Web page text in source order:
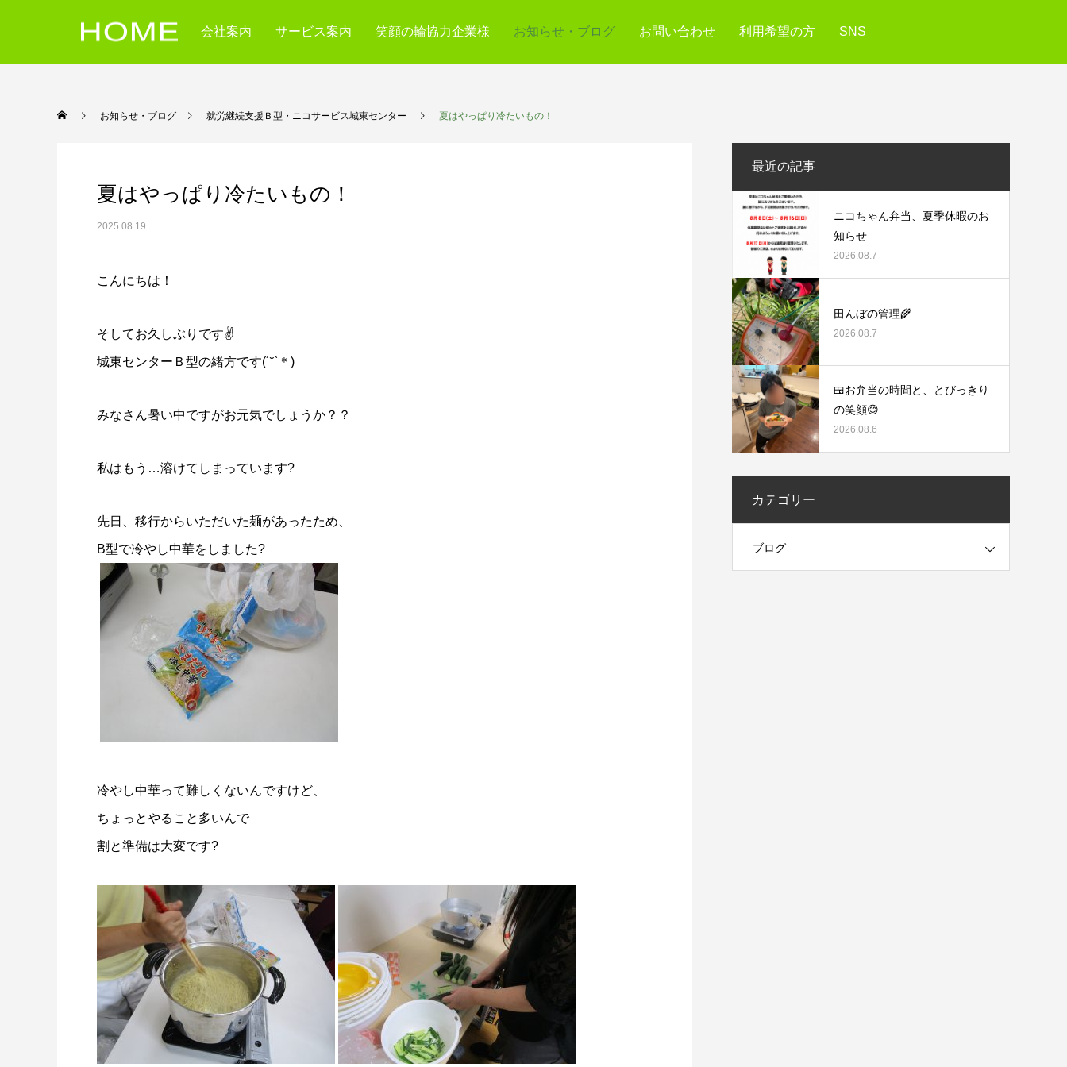
会社案内 サービス案内 笑顔の輪協力企業様 お知らせ・ブログ お問い合わせ 利用希望の方 SNS
お知らせ・ブログ 就労継続支援Ｂ型・ニコサービス城東センター 夏はやっぱり冷たいもの！
夏はやっぱり冷たいもの！
2025.08.19
こんにちは！
そしてお久しぶりです✌️
城東センターＢ型の緒方です(´˘`＊)
みなさん暑い中ですがお元気でしょうか？？
私はもう…溶けてしまっています?
先日、移行からいただいた麺があったため、
B型で冷やし中華をしました?
冷やし中華って難しくないんですけど、
ちょっとやること多いんで
割と準備は大変です?
最近の記事
ニコちゃん弁当、夏季休暇のお
知らせ
2026.08.7
田んぼの管理🌾
2026.08.7
🍱お弁当の時間と、とびっきり
の笑顔😊
2026.08.6
カテゴリー
ブログ